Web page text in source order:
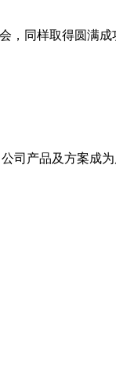
同样取得圆满
司产品及方案成